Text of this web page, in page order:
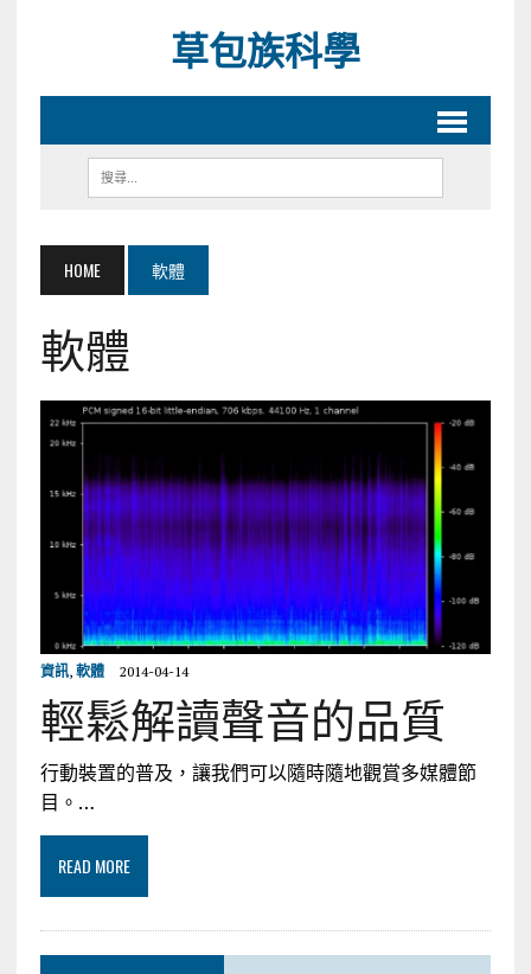
草包族科學
HOME 軟體
軟體
資訊, 軟體 2014-04-14
輕鬆解讀聲音的品質
行動裝置的普及，讓我們可以隨時隨地觀賞多媒體節
目。…
READ MORE